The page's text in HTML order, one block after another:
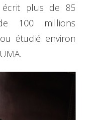
écrit plus de 85
100 millions
étudié environ